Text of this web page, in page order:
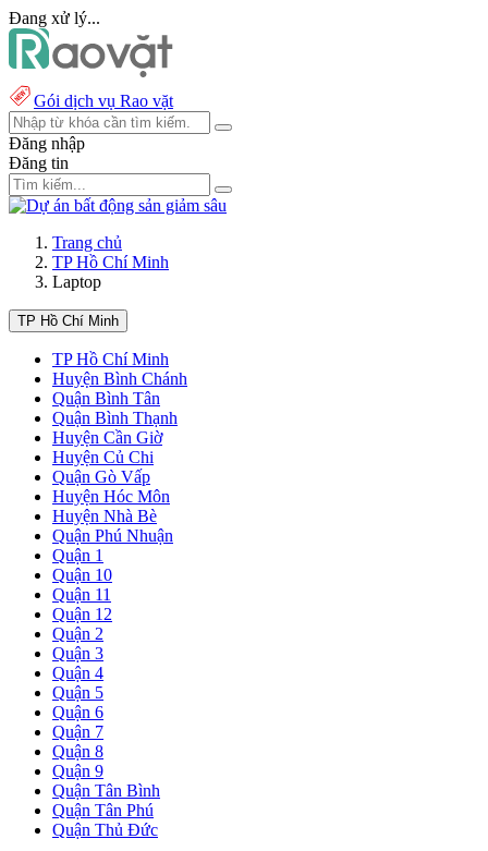
Đang xử lý...
Gói dịch vụ Rao vặt
Đăng nhập
Đăng tin
Trang chủ
TP Hồ Chí Minh
Laptop
TP Hồ Chí Minh
TP Hồ Chí Minh
Huyện Bình Chánh
Quận Bình Tân
Quận Bình Thạnh
Huyện Cần Giờ
Huyện Củ Chi
Quận Gò Vấp
Huyện Hóc Môn
Huyện Nhà Bè
Quận Phú Nhuận
Quận 1
Quận 10
Quận 11
Quận 12
Quận 2
Quận 3
Quận 4
Quận 5
Quận 6
Quận 7
Quận 8
Quận 9
Quận Tân Bình
Quận Tân Phú
Quận Thủ Đức